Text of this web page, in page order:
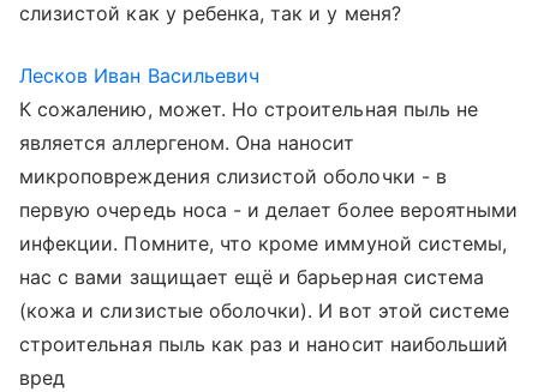
слизистой как у ребенка, так и у меня?
Лесков Иван Васильевич
К сожалению, может. Но строительная пыль не
является аллергеном. Она наносит
микроповреждения слизистой оболочки - в
первую очередь носа - и делает более вероятными
инфекции. Помните, что кроме иммуной системы,
нас с вами защищает ещё и барьерная система
(кожа и слизистые оболочки). И вот этой системе
строительная пыль как раз и наносит наибольший
вред